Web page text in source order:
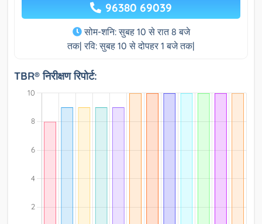
96380 69039
सोम-शनि: सुबह 10 से रात 8 बजे
तक| रवि: सुबह 10 से दोपहर 1 बजे तक|
TBR® निरीक्षण रिपोर्ट: